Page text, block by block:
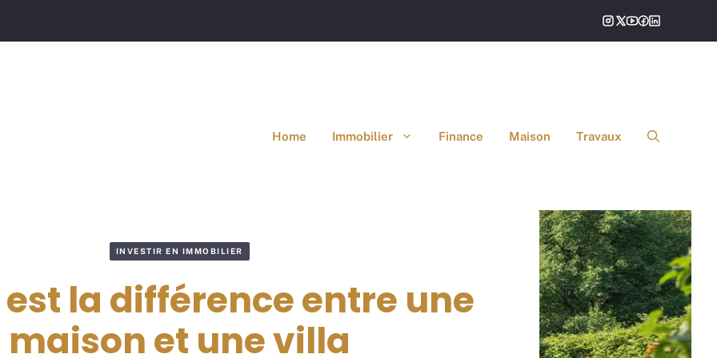
Home Immobilier Finance Maison Travaux
INVESTIR EN IMMOBILIER
la différence entre une
maison et une villa